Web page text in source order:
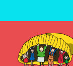
Inhalt